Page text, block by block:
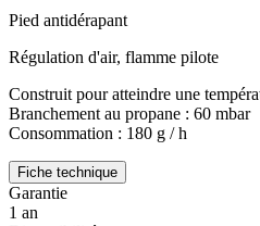
Pied antidérapant
Régulation d'air, flamme pilote
Construit pour atteindre une
Branchement au propane : 60 mbar
Consommation : 180 g / h
Fiche technique
Garantie
1 an